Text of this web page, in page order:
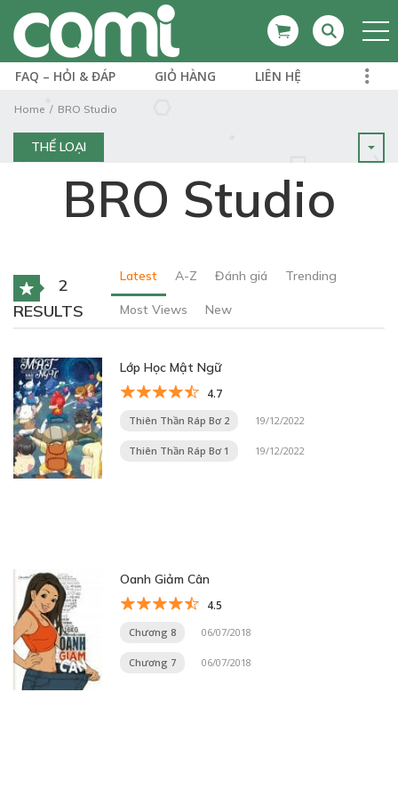
FAQ – HỎI & ĐÁP GIỎ HÀNG LIÊN HỆ
Home BRO Studio
THỂ LOẠI
BRO Studio
2
RESULTS
Latest A-Z Đánh giá Trending
Most Views New
Lớp Học Mật Ngữ
4.7
Thiên Thần Ráp Bơ 2 19/12/2022
Thiên Thần Ráp Bơ 1 19/12/2022
Oanh Giảm Cân
4.5
Chương 8 06/07/2018
Chương 7 06/07/2018